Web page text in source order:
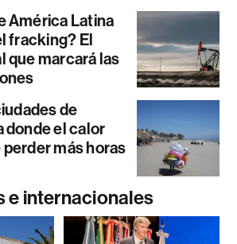
América Latina
fracking? El
que marcará las
de
donde el calor
más horas
e internacionales